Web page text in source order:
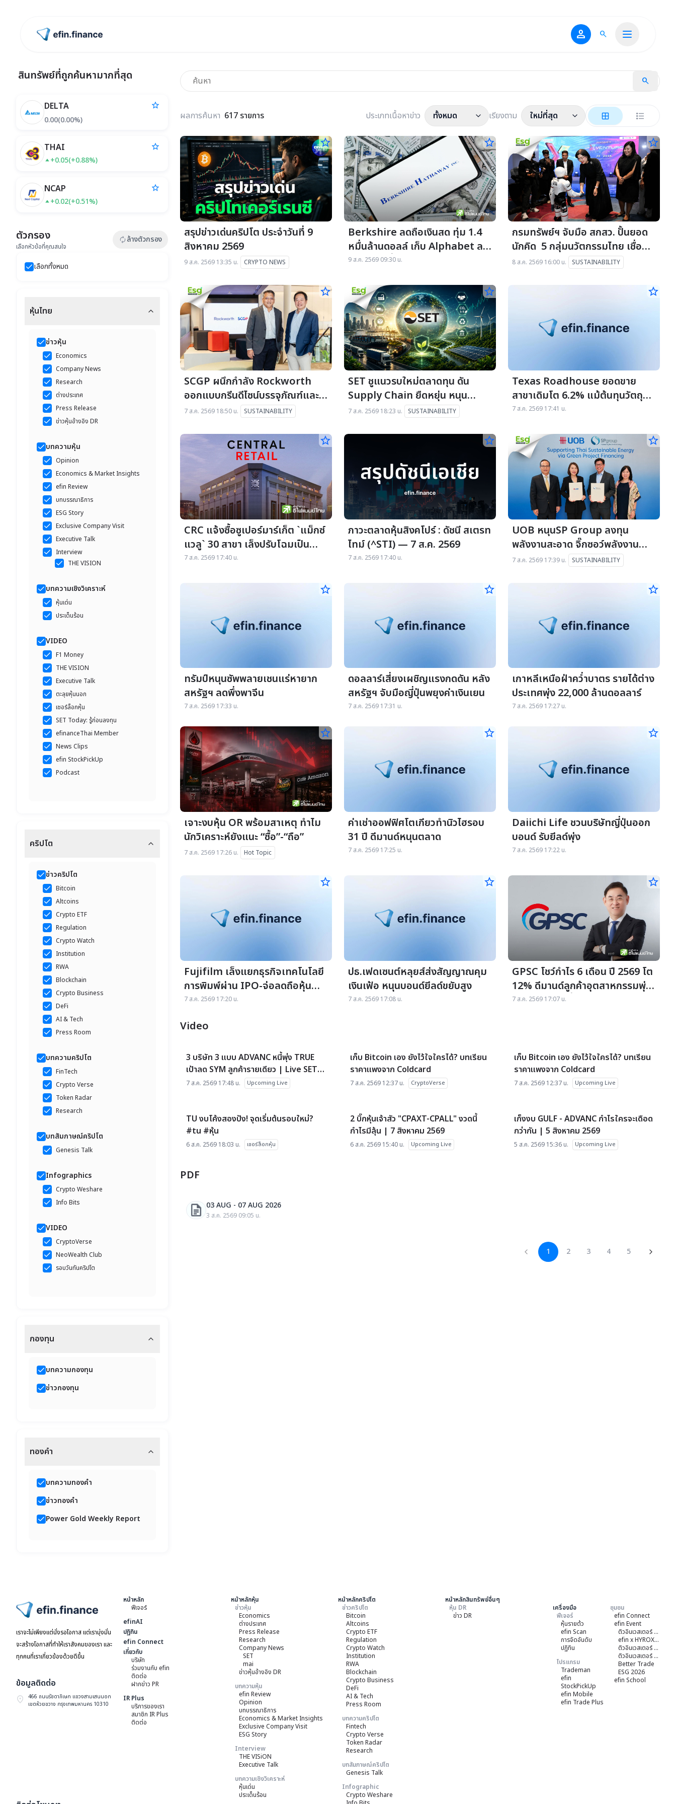
ไปหน้าแรก person search
สินทรัพย์ที่ถูกค้นหามากที่สุด
DELTA star_border
0.00(0.00%)
THAI star_border
+0.05(+0.88%)
NCAP star_border
+0.02(+0.51%)
ตัวกรอง
เลือกหัวข้อที่คุณสนใจ
autorenewล้างตัวกรอง
เลือกทั้งหมด
หุ้นไทย
ข่าวหุ้น
Economics
Company News
Research
ต่างประเทศ
Press Release
ข่าวหุ้นอ้างอิง DR
บทความหุ้น
Opinion
Economics & Market Insights
efin Review
บทบรรณาธิการ
ESG Story
Exclusive Company Visit
Executive Talk
Interview
THE VISION
บทความเชิงวิเคราะห์
หุ้นเด่น
ประเด็นร้อน
VIDEO
F1 Money
THE VISION
Executive Talk
ตะลุยหุ้นนอก
เชอร์ล็อกหุ้น
SET Today: รู้ก่อนลงทุน
efinanceThai Member
News Clips
efin StockPickUp
Podcast
คริปโต
ข่าวคริปโต
Bitcoin
Altcoins
Crypto ETF
Regulation
Crypto Watch
Institution
RWA
Blockchain
Crypto Business
DeFi
AI & Tech
Press Room
บทความคริปโต
FinTech
Crypto Verse
Token Radar
Research
บทสัมภาษณ์คริปโต
Genesis Talk
Infographics
Crypto Weshare
Info Bits
VIDEO
CryptoVerse
NeoWealth Club
รอบวันทันคริปโต
กองทุน
บทความกองทุน
ข่าวกองทุน
ทองคำ
บทความทองคำ
ข่าวทองคำ
Power Gold Weekly Report
search
ผลการค้นหา 617 รายการ ประเภทเนื้อหาข่าว ทั้งหมด เรียงตาม ใหม่ที่สุด
star_border
สรุปข่าวเด่นคริปโต ประจำวันที่ 9
สิงหาคม 2569
9 ส.ค. 2569 13:35 น. CRYPTO NEWS
star_border
Berkshire ลดถือเงินสด ทุ่ม 1.4
หมื่นล้านดอลล์ เก็บ Alphabet ลง
พอร์ต-ลุยซื้อหุ้นคืน
9 ส.ค. 2569 09:30 น.
star_border
กรมทรัพย์ฯ จับมือ สกสว. ปั้นยอด
นักคิด 5 กลุ่มนวัตกรรมไทย เชื่อม
ทุนลุยตลาดโลก
8 ส.ค. 2569 16:00 น. SUSTAINABILITY
star_border
SCGP ผนึกกำลัง Rockworth
ออกแบบกรีนดีไซน์บรรจุภัณฑ์และ
เฟอร์นิเจอร์รักษ์โลก
7 ส.ค. 2569 18:50 น. SUSTAINABILITY
star_border
SET ชูแนวรบใหม่ตลาดทุน ดัน
Supply Chain ยืดหยุ่น หนุน
Carbon Ecosystem บจ.ไทย
7 ส.ค. 2569 18:23 น. SUSTAINABILITY
star_border
Texas Roadhouse ยอดขาย
สาขาเดิมโต 6.2% แม้ต้นทุนวัตถุดิบ
พุ่ง
7 ส.ค. 2569 17:41 น.
star_border
CRC แจ้งซื้อซูเปอร์มาร์เก็ต `แม็กซ์
แวลู` 30 สาขา เล็งปรับโฉมเป็น
Tops -ขยายฐานลูกค้า 9 แสนราย
7 ส.ค. 2569 17:40 น.
star_border
ภาวะตลาดหุ้นสิงคโปร์ : ดัชนี สเตรท
ไทม์ (^STI) — 7 ส.ค. 2569
7 ส.ค. 2569 17:40 น.
star_border
UOB หนุนSP Group ลงทุน
พลังงานสะอาด จิ๊กซอว์พลังงาน
ยั่งยืน
7 ส.ค. 2569 17:39 น. SUSTAINABILITY
star_border
ทรัมป์หนุนซัพพลายเชนแร่หายาก
สหรัฐฯ ลดพึ่งพาจีน
7 ส.ค. 2569 17:33 น.
star_border
ดอลลาร์เสี่ยงเผชิญแรงกดดัน หลัง
สหรัฐฯ จับมือญี่ปุ่นพยุงค่าเงินเยน
7 ส.ค. 2569 17:31 น.
star_border
เกาหลีเหนือฝ่าคว่ำบาตร รายได้ต่าง
ประเทศพุ่ง 22,000 ล้านดอลลาร์
7 ส.ค. 2569 17:27 น.
star_border
เจาะงบหุ้น OR พร้อมสาเหตุ ทำไม
นักวิเคราะห์ยังแนะ “ซื้อ”-“ถือ”
7 ส.ค. 2569 17:26 น. Hot Topic
star_border
ค่าเช่าออฟฟิศโตเกียวทำนิวไฮรอบ
31 ปี ดีมานด์หนุนตลาด
7 ส.ค. 2569 17:25 น.
star_border
Daiichi Life ชวนบริษัทญี่ปุ่นออก
บอนด์ รับยีลด์พุ่ง
7 ส.ค. 2569 17:22 น.
star_border
Fujifilm เล็งแยกธุรกิจเทคโนโลยี
การพิมพ์ผ่าน IPO-จ่อลดถือหุ้นต่ำ
กว่า 20%
7 ส.ค. 2569 17:20 น.
star_border
ปธ.เฟดเซนต์หลุยส์ส่งสัญญาณคุม
เงินเฟ้อ หนุนบอนด์ยีลด์ขยับสูง
7 ส.ค. 2569 17:08 น.
star_border
GPSC โชว์กำไร 6 เดือน ปี 2569 โต
12% ดีมานด์ลูกค้าอุตสาหกรรมพุ่ง
โรงไฟฟ้าพลังน้ำดีต่อเนื่องพร้อม
7 ส.ค. 2569 17:07 น.
Video
3 บริษัท 3 แบบ ADVANC หนี้พุ่ง TRUE
เป้าลด SYM ลูกค้ารายเดียว | Live SET
Today รู้ก่อนลงทุน 7/8/69
7 ส.ค. 2569 17:48 น. Upcoming Live
เก็บ Bitcoin เอง ยังไว้ใจใครได้? บทเรียน
ราคาแพงจาก Coldcard
7 ส.ค. 2569 12:37 น. CryptoVerse
เก็บ Bitcoin เอง ยังไว้ใจใครได้? บทเรียน
ราคาแพงจาก Coldcard
7 ส.ค. 2569 12:37 น. Upcoming Live
TU งบโค้งสองปัง! จุดเริ่มต้นรอบใหม่?
#tu #หุ้น
6 ส.ค. 2569 18:03 น. เชอร์ล็อกหุ้น
2 บิ๊กหุ้นเจ้าสัว "CPAXT-CPALL" งวดนี้
กำไรมีลุ้น | 7 สิงหาคม 2569
6 ส.ค. 2569 15:40 น. Upcoming Live
เก็งงบ GULF - ADVANC กำไรใครจะเดือด
กว่ากัน | 5 สิงหาคม 2569
5 ส.ค. 2569 15:36 น. Upcoming Live
PDF
03 AUG - 07 AUG 2026
3 ส.ค. 2569 09:05 น.
1 2 3 4 5
ไปหน้าแรก
เราจะไม่เพียงแต่นั่งรอโอกาส แต่เรามุ่งมั่น
จะสร้างโอกาสที่ทำให้เราสังคมของเรา และ
ทุกคนที่เราเกี่ยวข้องด้วยดีขึ้น
ข้อมูลติดต่อ
466 ถนนรัชดาภิเษก แขวงสามเสนนอก
เขตห้วยขวาง กรุงเทพมหานคร 10310
หน้าหลัก
ฟีเจอร์
efinAI
ปฏิทิน
efin Connect
เกี่ยวกับ
บริษัท
ร่วมงานกับ efin
ติดต่อ
ฝากข่าว PR
IR Plus
บริการของเรา
สมาชิก IR Plus
ติดต่อ
หน้าหลักหุ้น
ข่าวหุ้น
Economics
ต่างประเทศ
Press Release
Research
Company News
SET
mai
ข่าวหุ้นอ้างอิง DR
บทความหุ้น
efin Review
Opinion
บทบรรณาธิการ
Economics & Market Insights
Exclusive Company Visit
ESG Story
Interview
THE VISiON
Executive Talk
บทความเชิงวิเคราะห์
หุ้นเด่น
ประเด็นร้อน
หน้าหลักคริปโต
ข่าวคริปโต
Bitcoin
Altcoins
Crypto ETF
Regulation
Crypto Watch
Institution
RWA
Blockchain
Crypto Business
DeFi
AI & Tech
Press Room
บทความคริปโต
Fintech
Crypto Verse
Token Radar
Research
บทสัมภาษณ์คริปโต
Genesis Talk
Infographic
Crypto Weshare
หน้าหลักสินทรัพย์อื่นๆ
หุ้น DR
ข่าว DR
เครื่องมือ
ฟีเจอร์
หุ้นรายต้ว
efin Scan
การจัดอันดับ
ปฏิทิน
โปรแกรม
Trademan
efin
StockPickUp
efin Mobile
efin Trade Plus
ชุมชน
efin Connect
efin Event
ติวอินเวสเตอร์ ON TOUR "หาดใหญ่" 2026
efin x HYROX Training Class
ติวอินเวสเตอร์ ON TOUR "ชลบุรี" 2026
ติวอินเวสเตอร์ ON TOUR “เชียงใหม่” 2026
Better Trade
ESG 2026
efin School